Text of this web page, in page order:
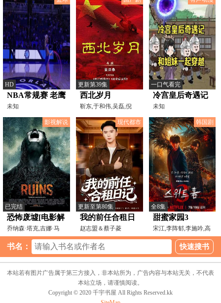
HD
NBA常规赛 老鹰
VS魔术
20251025
未知
更新第39集
西北岁月
靳东,于和伟,吴磊,倪
妮,丁勇岱,佟瑞欣,颜丙
一口气看完
冷宫皇后奇遇记
未知
影视解说
已完结
恐怖废墟[电影解
说]
乔纳森·塔克,吉娜·马
隆,劳拉·莱姆希,肖
现代都市
更新至第80集
我的前任合租日
记
赵志盟＆蔡子菱
韩国剧
全8集
甜蜜家园3
宋江,李阵郁,李施吟,高
旻示,李到晛,朴珪瑛,
书名：
本站若有图片广告属于第三方接入，非本站所为，广告内容与本站无关，不代表
本站立场，请谨慎阅读。
Copyright © 2020 千宇书屋 All Rights Reserved.kk